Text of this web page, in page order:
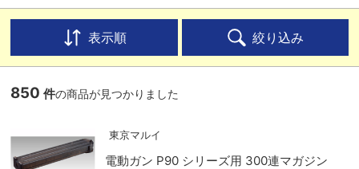
表示順 絞り込み
850 件の商品が見つかりました
東京マルイ
電動ガン P90 シリーズ用 300連マガジン